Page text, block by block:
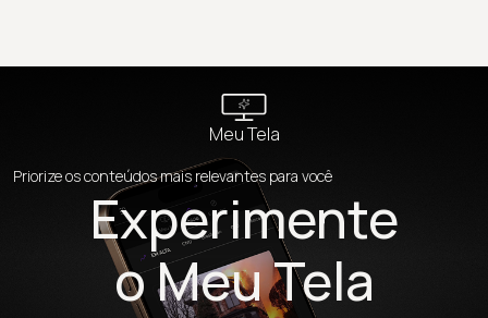
Meu Tela
Priorize os conteúdos mais relevantes para você
Experimente
o Meu Tela